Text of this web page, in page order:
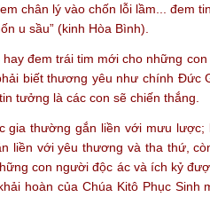
chân lý vào chốn lỗi lầm... đem
u sầu” (kinh Hòa Bình).
đem trái tim mới cho những
biết thương yêu như chính Đức
tưởng là các con sẽ chiến thắng.
gia thường gắn liền với mưu
liền với yêu thương và tha thứ,
con người độc ác và ích kỷ
hoàn của Chúa Kitô Phục